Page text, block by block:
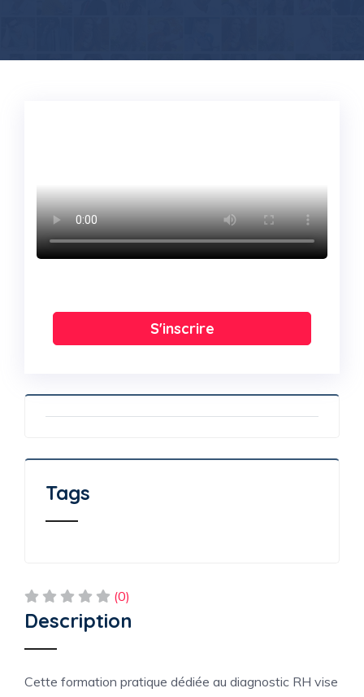
(0)
Description
Cette formation pratique dédiée au diagnostic RH vise
S'inscrire
Tags